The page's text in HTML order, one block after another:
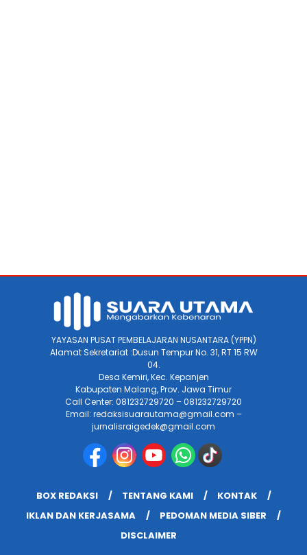
YAYASAN PUSAT PEMBELAJARAN NUSANTARA (YPPN)
Alamat Sekretariat :Dusun Tempur No. 31, RT 15 RW
04.
Desa Kemiri, Kec. Kepanjen
Kabupaten Malang, Prov. Jawa Timur
Call Center: 081232729720 – 081232729720
Email: redaksisuarautama@gmail.com –
jurnalisraigedek@gmail.com
BOX REDAKSI TENTANG KAMI
KONTAK
IKLAN DAN KERJASAMA
PEDOMAN MEDIA SIBER
DISCLAIMER